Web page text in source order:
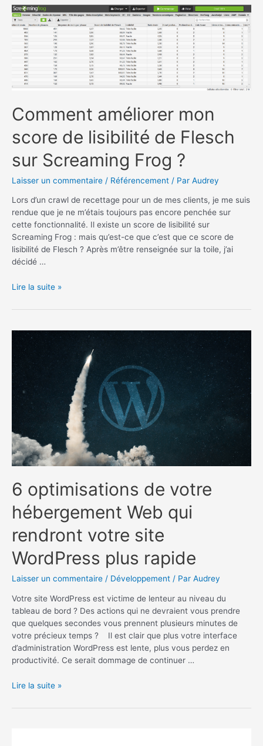
Actualités
et
centres
d’intérêt
dans
Windows
11
10)
?
Comment améliorer mon
score de lisibilité de Flesch
sur Screaming Frog ?
Laisser un commentaire / Référencement / Par Audrey
Lors d’un crawl de recettage pour un de mes clients, je me suis
rendue que je ne m’étais toujours pas encore penchée sur
cette fonctionnalité. Il existe un score de lisibilité sur
Screaming Frog : mais qu’est-ce que c’est que ce score de
lisibilité de Flesch ? Après m’être renseignée sur la toile, j’ai
décidé …
Comment
mon
lisibilité
de
Flesch
sur
Screaming
?
Lire la suite »
6 optimisations de votre
hébergement Web qui
rendront votre site
WordPress plus rapide
Laisser un commentaire / Développement / Par Audrey
Votre site WordPress est victime de lenteur au niveau du
tableau de bord ? Des actions qui ne devraient vous prendre
que quelques secondes vous prennent plusieurs minutes de
votre précieux temps ? Il est clair que plus votre interface
d’administration WordPress est lente, plus vous perdez en
productivité. Ce serait dommage de continuer …
6
de
Lire la suite »